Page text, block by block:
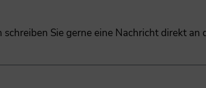
Sie gerne eine Nachricht direkt an